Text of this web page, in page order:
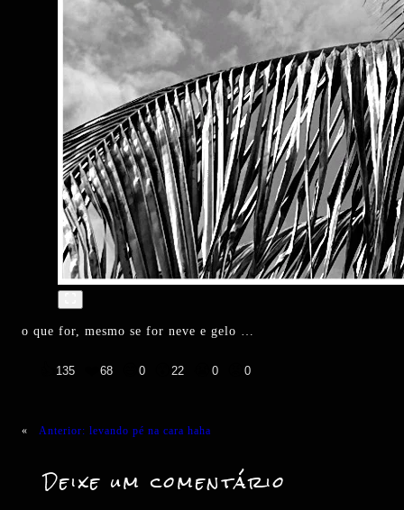
o que for, mesmo se for neve e gelo …
135 68 0 22 0 0
« Anterior: levando pé na cara haha
Deixe um comentário